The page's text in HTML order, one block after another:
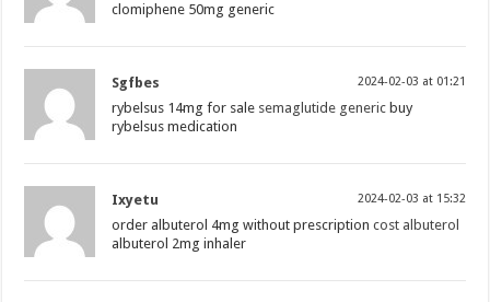
clomiphene 50mg generic
Sgfbes 2024-02-03 at 01:21
rybelsus 14mg for sale semaglutide generic buy
rybelsus medication
Ixyetu 2024-02-03 at 15:32
order albuterol 4mg without prescriptioncost albuterol
albuterol 2mg inhaler